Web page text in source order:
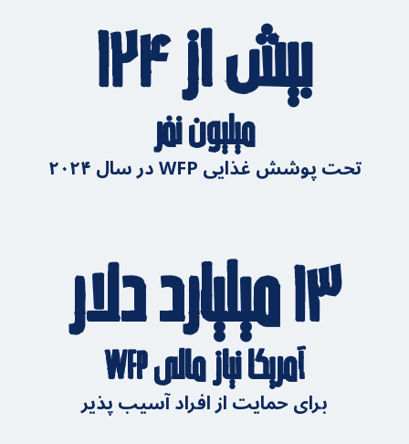
بیش از ۱۲۴
میلیون نفر
تحت پوشش غذایی WFP در سال ۲۰۲۴
۱۳ میلیارد دلار
آمریکا نیاز مالی WFP
برای حمایت از افراد آسیب پذیر